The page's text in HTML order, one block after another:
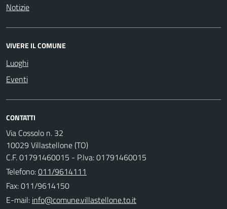
Notizie
VIVERE IL COMUNE
Luoghi
Eventi
CONTATTI
Via Cossolo n. 32
10029 Villastellone (TO)
C.F. 01791460015 - P.Iva: 01791460015
Telefono:011/9614111
Fax: 011/9614150
E-mail: